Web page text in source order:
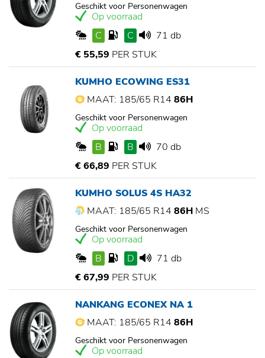
Geschikt voor Personenwagen
Op voorraad
C
C
71 db
€ 55,59 PER STUK
KUMHO ECOWING ES31
MAAT: 185/65 R14 86H
Geschikt voor Personenwagen
Op voorraad
B
B
70 db
€ 66,89 PER STUK
KUMHO SOLUS 4S HA32
MAAT: 185/65 R14 86H MS
Geschikt voor Personenwagen
Op voorraad
B
D
71 db
€ 67,99 PER STUK
NANKANG ECONEX NA 1
MAAT: 185/65 R14 86H
Geschikt voor Personenwagen
Op voorraad